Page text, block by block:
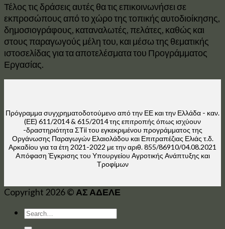
Τέλος τις δράσεις αυτές θα τις επικοινωνήσει σε
εκπροσώπους από το χώρο της τοπικής αυτοδιοίκησης,
δημοσιογράφους, καταναλωτές, πελάτες, καθώς και
στους παραγωγούς μέλη του, και μέσω της θεματικής
ιστοσελίδας για τα αποτελέσματα του Προγράμματος
Εργασίας.
Πρόγραμμα συγχρηματοδοτούμενο από την ΕΕ και την Ελλάδα - καν.
(ΕΕ) 611/2014 & 615/2014 της επιτροπής όπως ισχύουν
-δραστηριότητα ΣΤii του εγκεκριμένου προγράμματος της
Οργάνωσης Παραγωγών Ελαιολάδου και Επιτραπέζιας Ελιάς τ.δ.
Αρκαδίου για τα έτη 2021-2022 με την αριθ. 855/86910/04.08.2021
Aπόφαση Έγκρισης του Υπουργείου Αγροτικής Ανάπτυξης και
Τροφίμων
Copyright 2026 © ΑΣ ΑΔΕΛΕ